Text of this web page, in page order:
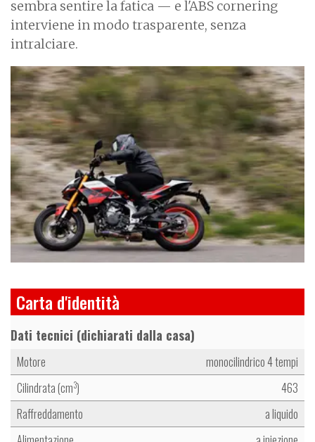
sembra sentire la fatica — e l'ABS cornering
interviene in modo trasparente, senza
intralciare.
I
m
a
g
e
Carta d'identità
Dati tecnici (dichiarati dalla casa)
Motore
monocilindrico 4 tempi
Cilindrata (cm3)
463
Raffreddamento
a liquido